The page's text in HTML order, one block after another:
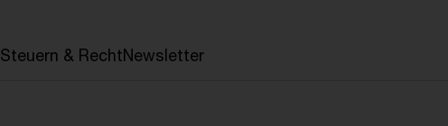
Steuern & RechtNewsletter